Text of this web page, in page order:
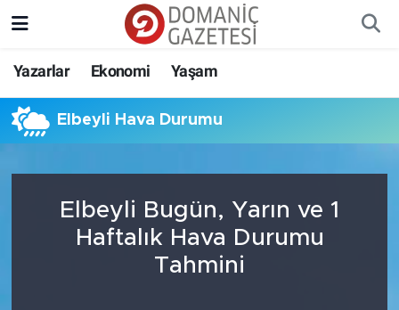
Yazarlar Ekonomi Yaşam
Elbeyli Hava Durumu
Elbeyli Bugün, Yarın ve 1
Haftalık Hava Durumu
Tahmini